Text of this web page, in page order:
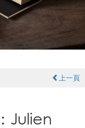
上一頁
Julien